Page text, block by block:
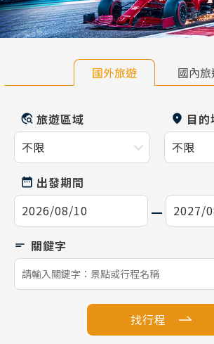
國外旅遊 國內
旅遊區域 目的
出發期間
找行程